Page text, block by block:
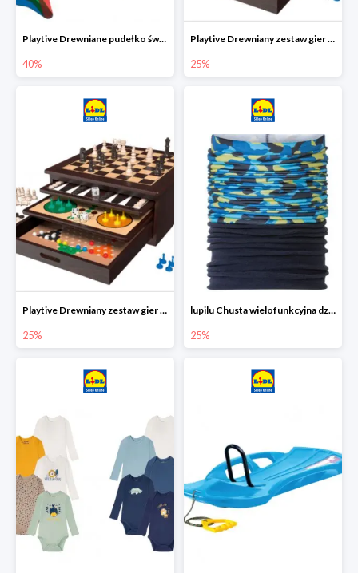
Playtive Drewniane pudełko świetlne MONTESSORI
40%
Playtive Drewniany zestaw gier 10 w 1
25%
Playtive Drewniany zestaw gier 10 w 1
25%
lupilu Chusta wielofunkcyjna dziecięca
25%